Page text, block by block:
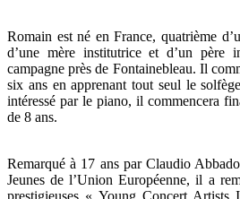
Romain est né en France, quatrième
d’une mère institutrice et d’un
campagne près de Fontainebleau. Il
six ans en apprenant tout seul le
intéressé par le piano, il commencera
de 8 ans.
Remarqué à 17 ans par Claudio
Jeunes de l’Union Européenne, il a
prestigieuses « Young Concert Artists